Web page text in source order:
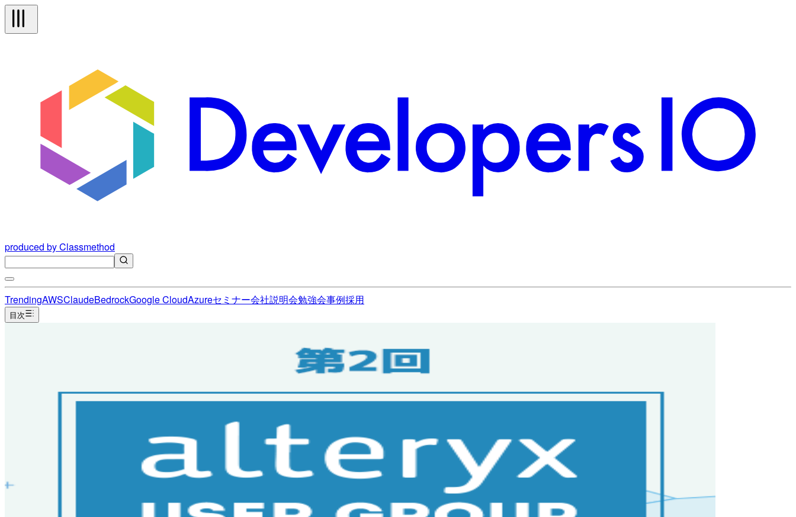
produced by Classmethod
TrendingAWSClaudeBedrockGoogle CloudAzureセミナー会社説明会勉強会事例採用
目次